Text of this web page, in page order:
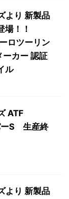
より 新製品
場！！
ロツーリン
カー 認証
ル
ATF
ーS 生産終
より 新製品